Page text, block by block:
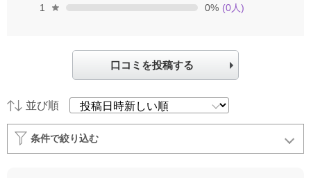
1
0% (0人)
口コミを投稿する
並び順
条件で絞り込む